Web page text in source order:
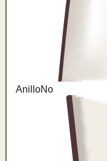
AnilloNo